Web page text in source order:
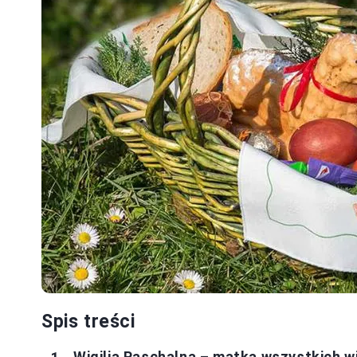
Spis treści